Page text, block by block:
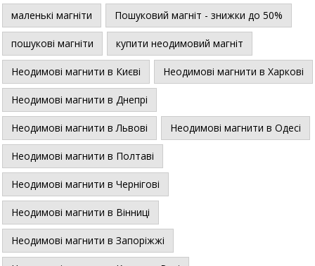
маленькі магніти Пошуковий магніт - знижки до 50%
пошукові магніти купити неодимовий магніт
Неодимові магнити в Києві Неодимові магнити в Харкові
Неодимові магнити в Днепрі
Неодимові магнити в Львові Неодимові магнити в Одесі
Неодимові магнити в Полтаві
Неодимові магнити в Чернігові
Неодимові магнити в Вінниці
Неодимові магнити в Запоріжжі